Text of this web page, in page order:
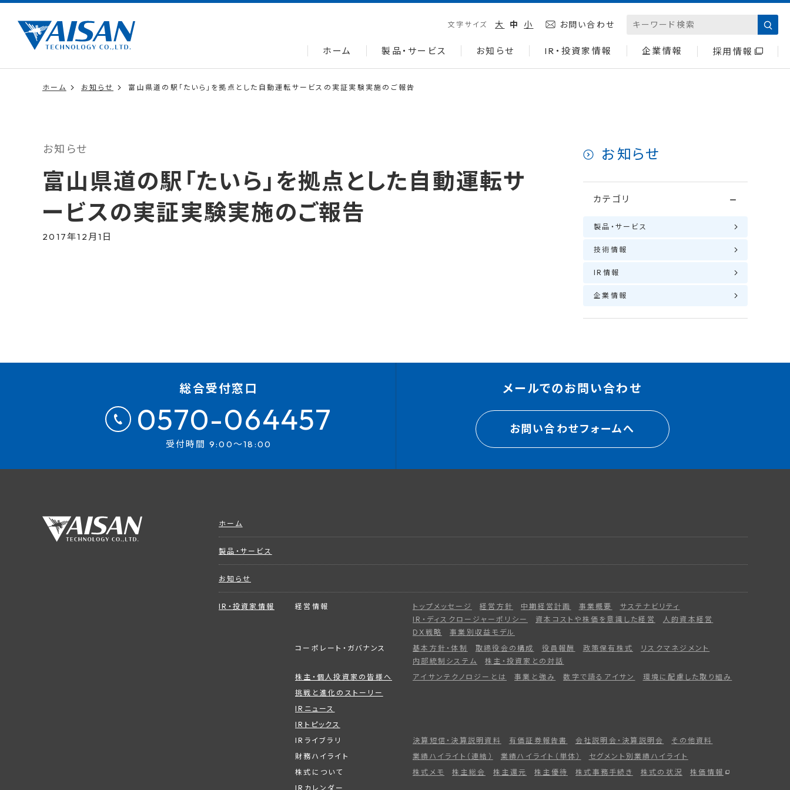
文字サイズ 大 中 小 お問い合わせ
ホーム 製品・サービス お知らせ IR・投資家情報 企業情報 採用情報
ホーム お知らせ 富山県道の駅「たいら」を拠点とした自動運転サービスの実証実験実施のご報告
お知らせ
富山県道の駅「たいら」を拠点とした自動運転サ
ービスの実証実験実施のご報告
2017年12月1日
お知らせ
カテゴリ
製品・サービス
技術情報
IR情報
企業情報
総合受付窓口
0570-064457
受付時間 9:00～18:00
メールでのお問い合わせ
お問い合わせフォームへ
ホーム
製品・サービス
お知らせ
IR・投資家情報 経営情報 トップメッセージ 経営方針 中期経営計画 事業概要
サステナビリティ
IR・ディスクロージャーポリシー
資本コストや株価を意識した経営
人的資本経営
DX戦略
事業別収益モデル
コーポレート・ガバナンス
基本方針・体制 取締役会の構成 役員報酬 政策保有株式
リスクマネジメント
内部統制システム
株主・投資家との対話
株主・個人投資家の皆様へ
アイサンテクノロジーとは 事業と強み 数字で語るアイサン
環境に配慮した取り組み
挑戦と進化のストーリー
IRニュース
IRトピックス
IRライブラリ
決算短信・決算説明資料 有価証券報告書 会社説明会・決算説明会
その他資料
財務ハイライト
業績ハイライト（連結） 業績ハイライト（単体）
セグメント別業績ハイライト
株式について
株式メモ 株主総会 株主還元 株主優待 株式事務手続き 株式の状況
株価情報
IRカレンダー